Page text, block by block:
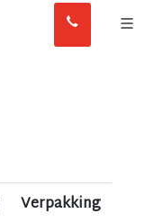
Verpakking